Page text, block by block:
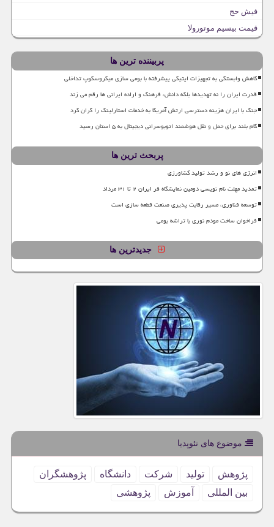
فیش حج
قیمت بیسیم موتورولا
پربیننده ترین ها
کاهش وابستگی به تجهیزات اپتیکی پیشرفته با بومی سازی میکروسکوپ تداخلی
قدرت ایران را نه تهدیدها بلکه دانش، فرهنگ و اراده ایرانی ها رقم می زند
جنگ با ایران هزینه دسترسی ارتش آمریکا به خدمات استارلینک را گران کرد
گام بلند برای حمل و نقل هوشمند اتوبوسرانی دیجیتال به ۵ استان رسید
پربحث ترین ها
انرژی های نو و رشد تولید کشاورزی
تمدید مهلت نام نویسی دومین نمایشگاه فر ایران ۲ تا ۳۱ مرداد
توسعه فناوری، مسیر رقابت پذیری صنعت قطعه سازی است
فراخوان ساخت مودم نوری با تراشه بومی
جدیدترین ها
موضوع های نئوپدیا
پژوهش تولید شركت دانشگاه
پژوهشگران
بین المللی
آموزش پژوهشی